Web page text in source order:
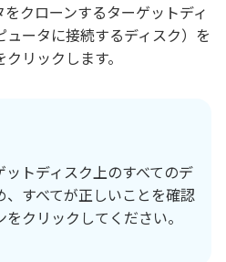
クローンするターゲットディ
ータに接続するディスク）を
リックします。
トディスク上のすべてのデ
すべてが正しいことを確認
クリックしてください。